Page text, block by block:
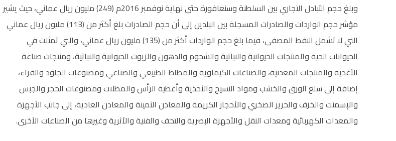
وبلغ حجم التبادل التجاري بين السلطنة وسنغافورة حتى نهاية نوفمبر 2016م (249) مليون ريال عماني، حيث يشير
مؤشر حجم الواردات والصادرات المسجلة بين البلدين إلى أن حجم الصادرات بلغ أكثر من (113) مليون ريال عماني
التي لا تشمل النفط المصفى، فيما بلغ حجم الواردات أكثر من (135) مليون ريال عماني، والتي تمثلت في
الحيوانات الحية والمنتجات الحيوانية والنباتية والشحوم والدهون والزيوت الحيوانية والنباتية، ومنتجات صناعة
الأغذية والمنتجات المعدنية، والصناعات الكيماوية والمطاط الطبيعي والصناعي ومصنوعات الجلود والفراء،
إضافة إلى سلع الورق والخشب ومواد النسيج والأحذية وأغطية الرأس والمظلات ومصنوعات الحجر والجبس
والإسمنت والخزف والحرير الصخري والأحجار الكريمة والمعادن الثمينة والمعادن العادية، إلى جانب الأجهزة
والمعدات الكهربائية ومعدات النقل والأجهزة البصرية والتحف والفنية والأثرية وغيرها من الصناعات الأخرى.